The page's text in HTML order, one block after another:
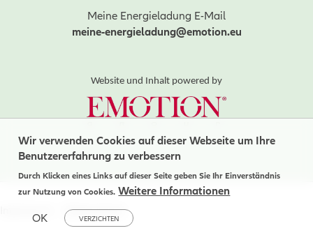
Meine Energieladung E-Mail
meine-energieladung@emotion.eu
Website und Inhalt powered by
Impressum Datenschutz
Wir verwenden Cookies auf dieser Webseite um Ihre
Benutzererfahrung zu verbessern
Durch Klicken eines Links auf dieser Seite geben Sie Ihr Einverständnis
zur Nutzung von Cookies. Weitere Informationen
OK
VERZICHTEN